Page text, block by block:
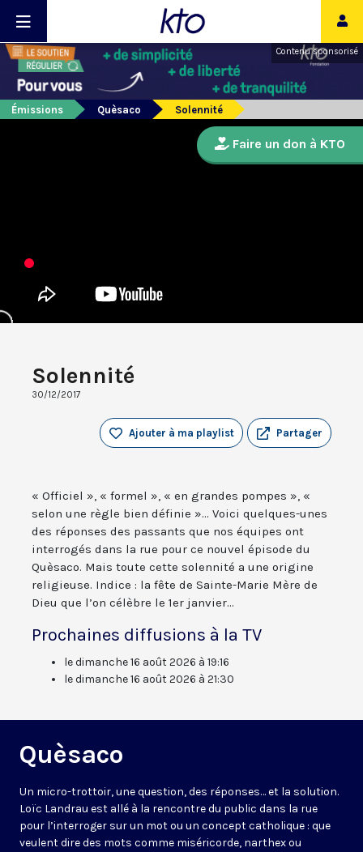
Contenu sponsorisé
Émissions Quèsaco Solennité
Solennité
30/12/2017
Partager
Ajouter à ma playlist
« Officiel », « formel », « en grandes pompes », «
selon une règle bien définie »... Voici quelques-unes
des réponses des passants que nos équipes ont
interrogés dans la rue pour ce nouvel épisode du
Quèsaco. Mais toute cette solennité a une origine
religieuse. Indice : la fête de Sainte-Marie Mère de
Dieu que l’on célèbre le 1er janvier...
Prochaines diffusions à la TV
le dimanche 16 août 2026 à 19:16
le dimanche 16 août 2026 à 21:30
Quèsaco
Un micro-trottoir, une question, des réponses… et la solution.
Loïc Landrau est allé à la rencontre du public dans la rue
pour l’interroger sur un mot ou un concept catholique : que
veulent dire des mots comme miséricorde, narthex ou
Faire un don à KTO